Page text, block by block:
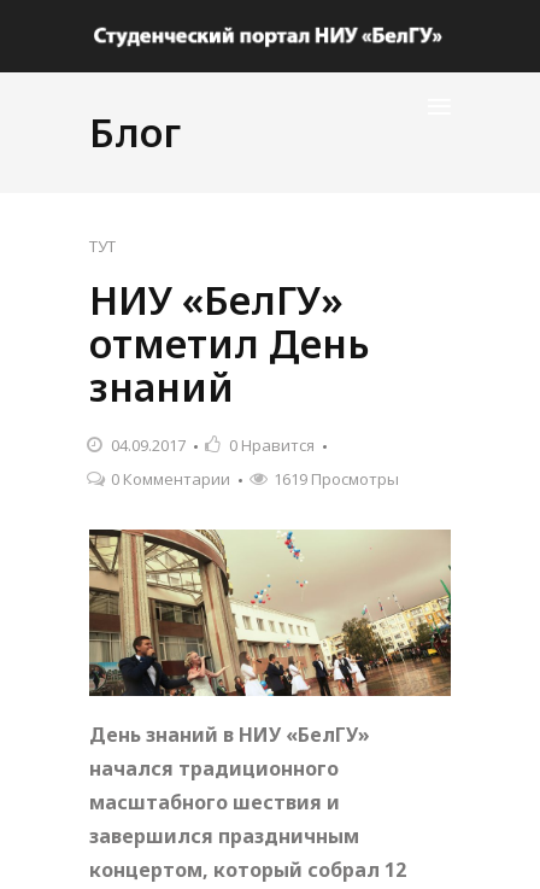
Блог
ТУТ
НИУ «БелГУ»
отметил День
знаний
04.09.2017 0 Нравится
0 Комментарии
1619 Просмотры
День знаний в НИУ «БелГУ»
начался традиционного
масштабного шествия и
завершился праздничным
концертом, который собрал 12